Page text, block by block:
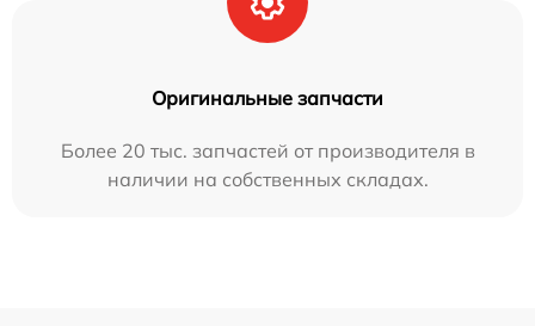
Оригинальные запчасти
Более 20 тыс. запчастей от производителя в
наличии на собственных складах.